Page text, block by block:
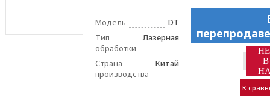
Модель
DT
Тип
обработки
Лазерная
Страна
производства
Китай
В
К